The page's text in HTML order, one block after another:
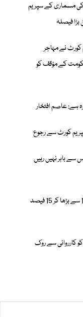
کی مسماری کے سپریم
فیصلہ
کورٹ نے مہاجر
کے مؤقف کو
ہے: عاصم افتخار
کورٹ سے رجوع
باہر نہیں رہیں
سپریم کورٹ کے فیصلے پر غصہ: عالمی ٹیرف 10 سے بڑھا کر 15 فیصد
کارروائی سے روک